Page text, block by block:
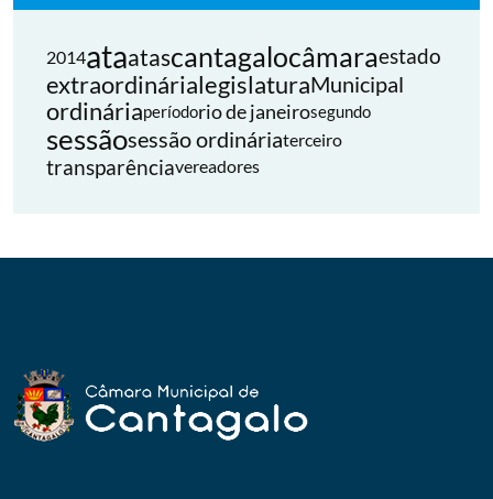
2014ataatascantagalocâmaraestado
extraordinárialegislaturaMunicipal
ordináriaperíodorio de janeirosegundo
sessãosessão ordináriaterceiro
transparênciavereadores